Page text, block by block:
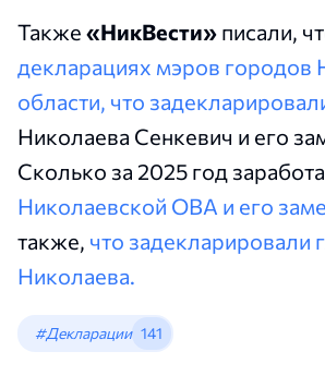
Также «НикВести» писали,
декларациях мэров городов
области, что
Николаева Сенкевич и его
Сколько за 2025 год
Николаевской ОВА и его
также, что задекларировали
Николаева.
#Декларации 141